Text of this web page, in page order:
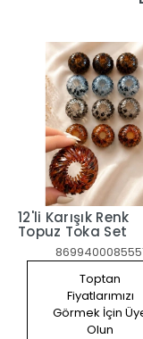
12'li Karışık Renk
Topuz Toka Set
Toptan
Fiyatlarımızı
Görmek İçin
Olun